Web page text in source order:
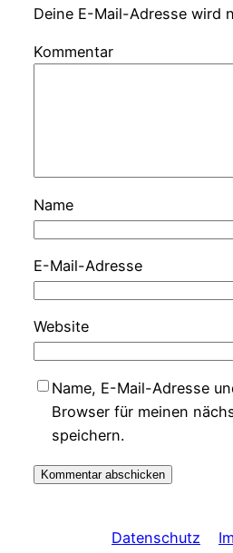
Deine E-Mail-Adresse wird
Kommentar
Name
E-Mail-Adresse
Website
Name, E-Mail-Adresse
Browser für meinen
speichern.
Datenschutz